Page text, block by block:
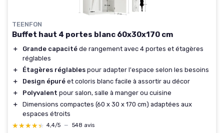
TEENFON
Buffet haut 4 portes blanc 60x30x170 cm
＋ Grande capacité de rangement avec 4 portes et étagères
réglables
＋
Étagères réglables pour adapter l'espace selon les besoins
＋
Design épuré et coloris blanc facile à assortir au décor
＋
Polyvalent pour salon, salle à manger ou cuisine
＋
Dimensions compactes (60 x 30 x 170 cm) adaptées aux
espaces étroits
★★★★★
★★★★★ 4,4/5 — 548 avis